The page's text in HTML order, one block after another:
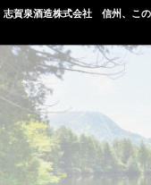
志賀泉酒造株式会社 信州、こ